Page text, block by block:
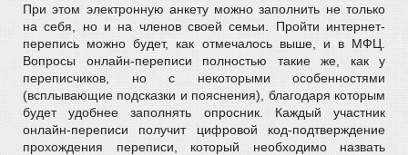
При этом электронную анкету можно заполнить не только
на себя, но и на членов своей семьи. Пройти интернет-
перепись можно будет, как отмечалось выше, и в МФЦ.
Вопросы онлайн-переписи полностью такие же, как у
переписчиков, но с некоторыми особенностями
(всплывающие подсказки и пояснения), благодаря которым
будет удобнее заполнять опросник. Каждый участник
онлайн-переписи получит цифровой код-подтверждение
прохождения переписи, который необходимо назвать